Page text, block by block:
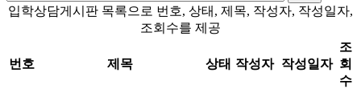
입학상담게시판 목록으로 번호, 상태, 제목, 작성자, 작성일자,
조회수를 제공
번호 제목 상태 작성자 작성일자
조
회
수